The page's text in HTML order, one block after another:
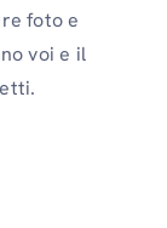
foto e
voi e il